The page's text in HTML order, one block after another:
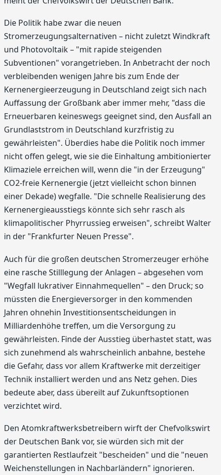
Die Politik habe zwar die neuen
Stromerzeugungsalternativen – nicht zuletzt Windkraft
und Photovoltaik – "mit rapide steigenden
Subventionen" vorangetrieben. In Anbetracht der noch
verbleibenden wenigen Jahre bis zum Ende der
Kernenergieerzeugung in Deutschland zeigt sich nach
Auffassung der Großbank aber immer mehr, "dass die
Erneuerbaren keineswegs geeignet sind, den Ausfall an
Grundlaststrom in Deutschland kurzfristig zu
gewährleisten". Überdies habe die Politik noch immer
nicht offen gelegt, wie sie die Einhaltung ambitionierter
Klimaziele erreichen will, wenn die "in der Erzeugung"
CO2-freie Kernenergie (jetzt vielleicht schon binnen
einer Dekade) wegfalle. "Die schnelle Realisierung des
Kernenergieausstiegs könnte sich sehr rasch als
klimapolitischer Phyrrussieg erweisen", schreibt Walter
in der "Frankfurter Neuen Presse".
Auch für die großen deutschen Stromerzeuger erhöhe
eine rasche Stilllegung der Anlagen – abgesehen vom
"Wegfall lukrativer Einnahmequellen" – den Druck; so
müssten die Energieversorger in den kommenden
Jahren ohnehin Investitionsentscheidungen in
Milliardenhöhe treffen, um die Versorgung zu
gewährleisten. Finde der Ausstieg überhastet statt, was
sich zunehmend als wahrscheinlich anbahne, bestehe
die Gefahr, dass vor allem Kraftwerke mit derzeitiger
Technik installiert werden und ans Netz gehen. Dies
bedeute aber, dass übereilt auf Zukunftsoptionen
verzichtet wird.
Den Atomkraftwerksbetreibern wirft der Chefvolkswirt
der Deutschen Bank vor, sie würden sich mit der
garantierten Restlaufzeit "bescheiden" und die "neuen
Weichenstellungen in Nachbarländern" ignorieren.